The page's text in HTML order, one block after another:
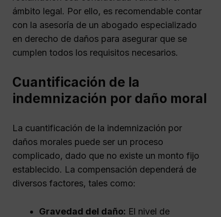
ámbito legal. Por ello, es recomendable contar
con la asesoría de un abogado especializado
en derecho de daños para asegurar que se
cumplen todos los requisitos necesarios.
Cuantificación de la
indemnización por daño moral
La cuantificación de la indemnización por
daños morales puede ser un proceso
complicado, dado que no existe un monto fijo
establecido. La compensación dependerá de
diversos factores, tales como:
Gravedad del daño: El nivel de